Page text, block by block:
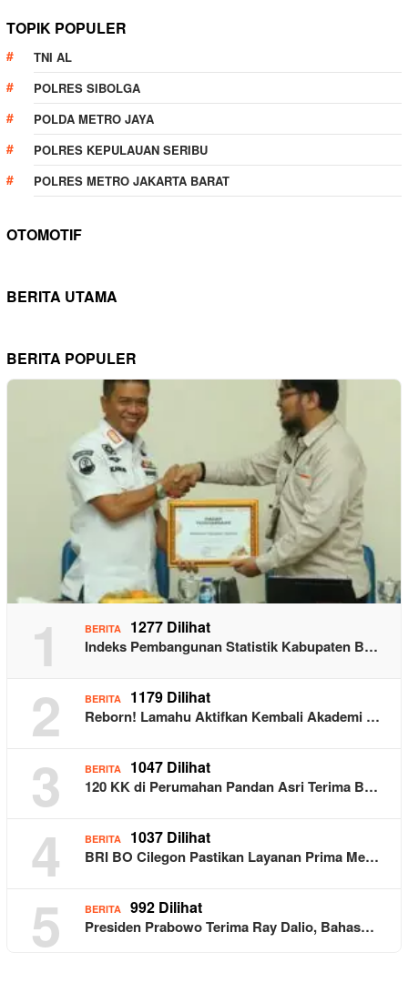
TOPIK POPULER
TNI AL
POLRES SIBOLGA
POLDA METRO JAYA
POLRES KEPULAUAN SERIBU
POLRES METRO JAKARTA BARAT
OTOMOTIF
BERITA UTAMA
BERITA POPULER
1 BERITA 1277 Dilihat
Indeks Pembangunan Statistik Kabupaten B…
2 BERITA 1179 Dilihat
Reborn! Lamahu Aktifkan Kembali Akademi …
3 BERITA 1047 Dilihat
120 KK di Perumahan Pandan Asri Terima B…
4 BERITA 1037 Dilihat
BRI BO Cilegon Pastikan Layanan Prima Me…
5 BERITA 992 Dilihat
Presiden Prabowo Terima Ray Dalio, Bahas…